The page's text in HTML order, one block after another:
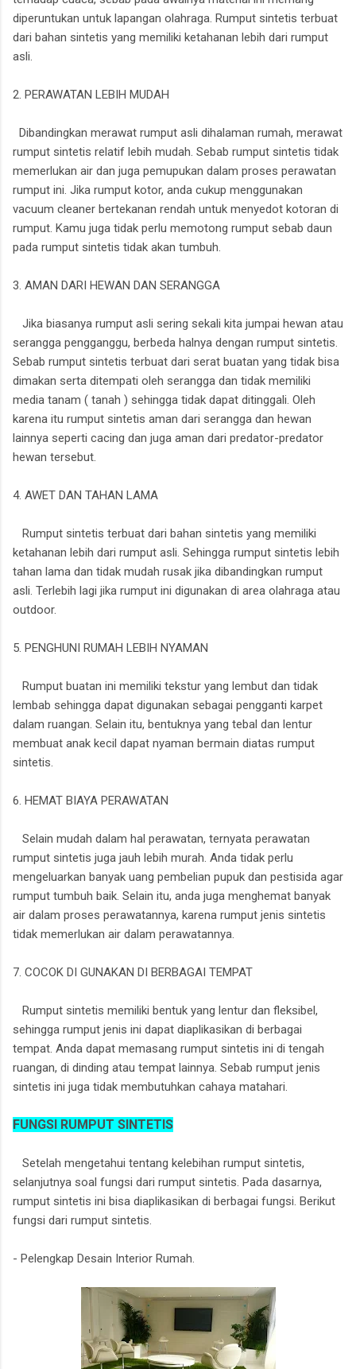
diperuntukan untuk lapangan olahraga. Rumput sintetis terbuat
dari bahan sintetis yang memiliki ketahanan lebih dari rumput
asli.
2. PERAWATAN LEBIH MUDAH
Dibandingkan merawat rumput asli dihalaman rumah, merawat
rumput sintetis relatif lebih mudah. Sebab rumput sintetis tidak
memerlukan air dan juga pemupukan dalam proses perawatan
rumput ini. Jika rumput kotor, anda cukup menggunakan
vacuum cleaner bertekanan rendah untuk menyedot kotoran di
rumput. Kamu juga tidak perlu memotong rumput sebab daun
pada rumput sintetis tidak akan tumbuh.
3. AMAN DARI HEWAN DAN SERANGGA
Jika biasanya rumput asli sering sekali kita jumpai hewan atau
serangga pengganggu, berbeda halnya dengan rumput sintetis.
Sebab rumput sintetis terbuat dari serat buatan yang tidak bisa
dimakan serta ditempati oleh serangga dan tidak memiliki
media tanam ( tanah ) sehingga tidak dapat ditinggali. Oleh
karena itu rumput sintetis aman dari serangga dan hewan
lainnya seperti cacing dan juga aman dari predator-predator
hewan tersebut.
4. AWET DAN TAHAN LAMA
Rumput sintetis terbuat dari bahan sintetis yang memiliki
ketahanan lebih dari rumput asli. Sehingga rumput sintetis lebih
tahan lama dan tidak mudah rusak jika dibandingkan rumput
asli. Terlebih lagi jika rumput ini digunakan di area olahraga atau
outdoor.
5. PENGHUNI RUMAH LEBIH NYAMAN
Rumput buatan ini memiliki tekstur yang lembut dan tidak
lembab sehingga dapat digunakan sebagai pengganti karpet
dalam ruangan. Selain itu, bentuknya yang tebal dan lentur
membuat anak kecil dapat nyaman bermain diatas rumput
sintetis.
6. HEMAT BIAYA PERAWATAN
Selain mudah dalam hal perawatan, ternyata perawatan
rumput sintetis juga jauh lebih murah. Anda tidak perlu
mengeluarkan banyak uang pembelian pupuk dan pestisida agar
rumput tumbuh baik. Selain itu, anda juga menghemat banyak
air dalam proses perawatannya, karena rumput jenis sintetis
tidak memerlukan air dalam perawatannya.
7. COCOK DI GUNAKAN DI BERBAGAI TEMPAT
Rumput sintetis memiliki bentuk yang lentur dan fleksibel,
sehingga rumput jenis ini dapat diaplikasikan di berbagai
tempat. Anda dapat memasang rumput sintetis ini di tengah
ruangan, di dinding atau tempat lainnya. Sebab rumput jenis
sintetis ini juga tidak membutuhkan cahaya matahari.
FUNGSI RUMPUT SINTETIS
Setelah mengetahui tentang kelebihan rumput sintetis,
selanjutnya soal fungsi dari rumput sintetis. Pada dasarnya,
rumput sintetis ini bisa diaplikasikan di berbagai fungsi. Berikut
fungsi dari rumput sintetis.
- Pelengkap Desain Interior Rumah.